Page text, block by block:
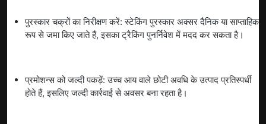
पुरस्कार चक्रों का निरीक्षण करें: स्टेकिंग पुरस्कार अक्सर दैनिक या साप्ताहिक
रूप से जमा किए जाते हैं, इसका ट्रैकिंग पुनर्निवेश में मदद कर सकता है।
प्रमोशन्स को जल्दी पकड़ें: उच्च आय वाले छोटी अवधि के उत्पाद प्रतिस्पर्धी
होते हैं, इसलिए जल्दी कार्रवाई से अवसर बना रहता है।